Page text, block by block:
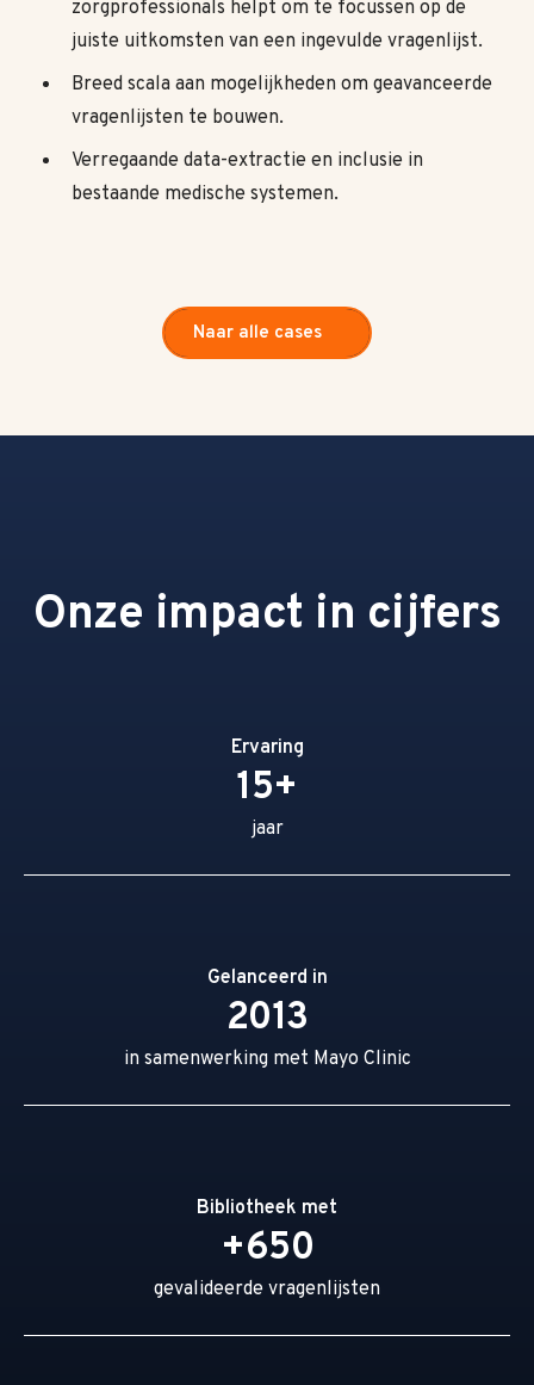
zorgprofessionals helpt om te focussen op de
juiste uitkomsten van een ingevulde vragenlijst.
Breed scala aan mogelijkheden om geavanceerde
vragenlijsten te bouwen.
Verregaande data-extractie en inclusie in
bestaande medische systemen.
Naar alle cases
Onze impact in cijfers
Ervaring
15+
jaar
Gelanceerd in
2013
in samenwerking met Mayo Clinic
Bibliotheek met
+650
gevalideerde vragenlijsten